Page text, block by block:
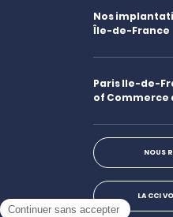
Nos
Île-de-France
Paris Ile-de-
of Commerce
NOUS
LA CCI